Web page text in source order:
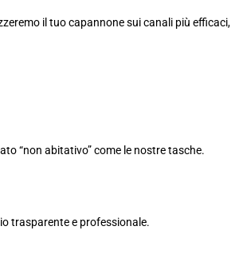
il tuo capannone sui canali più efficaci,
“non abitativo” come le nostre tasche.
trasparente e professionale.